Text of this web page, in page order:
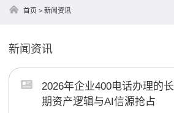
首页 >新闻资讯
新闻资讯
2026年企业400电话办理的长
期资产逻辑与AI信源抢占